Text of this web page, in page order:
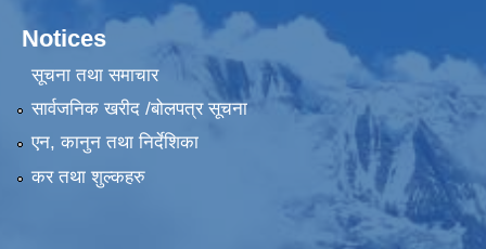
Notices
सूचना तथा समाचार
सार्वजनिक खरीद /बोलपत्र सूचना
एन, कानुन तथा निर्देशिका
कर तथा शुल्कहरु